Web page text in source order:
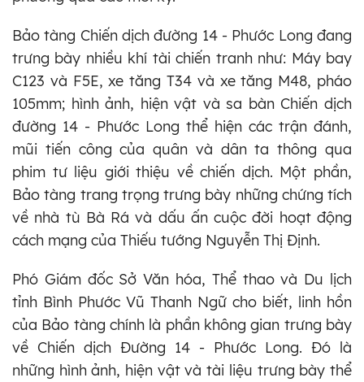
Bảo tàng Chiến dịch đường 14 - Phước Long đang
trưng bày nhiều khí tài chiến tranh như: Máy bay
C123 và F5E, xe tăng T34 và xe tăng M48, pháo
105mm; hình ảnh, hiện vật và sa bàn Chiến dịch
đường 14 - Phước Long thể hiện các trận đánh,
mũi tiến công của quân và dân ta thông qua
phim tư liệu giới thiệu về chiến dịch. Một phần,
Bảo tàng trang trọng trưng bày những chứng tích
về nhà tù Bà Rá và dấu ấn cuộc đời hoạt động
cách mạng của Thiếu tướng Nguyễn Thị Định.
Phó Giám đốc Sở Văn hóa, Thể thao và Du lịch
tỉnh Bình Phước Vũ Thanh Ngữ cho biết, linh hồn
của Bảo tàng chính là phần không gian trưng bày
về Chiến dịch Đường 14 - Phước Long. Đó là
những hình ảnh, hiện vật và tài liệu trưng bày thể